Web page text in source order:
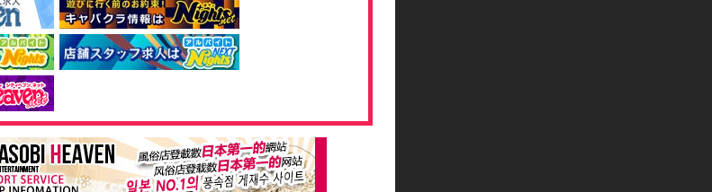
￥16,500
￥24,200